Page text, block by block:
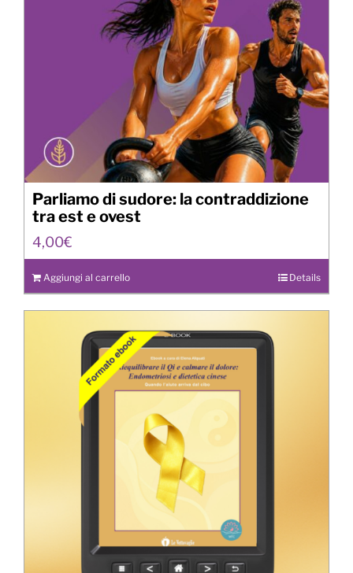
Parliamo di sudore: la contraddizione
tra est e ovest
4,00€
Aggiungi al carrello Details